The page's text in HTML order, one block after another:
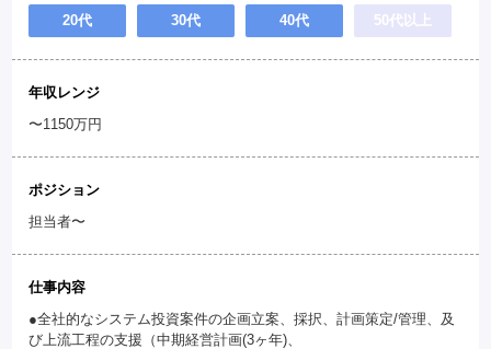
20代 30代 40代 50代以上
年収レンジ
〜1150万円
ポジション
担当者〜
仕事内容
●全社的なシステム投資案件の企画立案、採択、計画策定/管理、及
び上流工程の支援（中期経営計画(3ヶ年)、